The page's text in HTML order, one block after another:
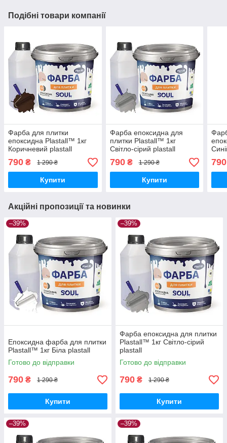
Подібні товари компанії
Фарба для плитки
епоксидна Plastall™ 1кг
Коричневий plastall
790 ₴ 1 290 ₴
Купити
Фарба епоксидна для
плитки Plastall™ 1кг
Світло-сірий plastall
790₴ 1 290 ₴
Купити
790
Акційні пропозиції та новинки
–39%
Епоксидна фарба для плитки
Plastall™ 1кг Біла plastall
Готово до відправки
790 ₴ 1 290 ₴
Купити
–39%
Фарба епоксидна для плитки
Plastall™ 1кг Світло-сірий
plastall
Готово до відправки
790 ₴ 1 290 ₴
Купити
–39% –39%